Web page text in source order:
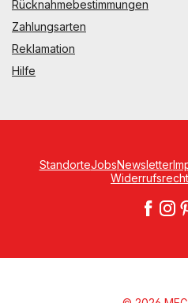
Rücknahmebestimmungen
Zahlungsarten
Reklamation
Hilfe
StandorteJobsNewsletter
Widerrufsrecht